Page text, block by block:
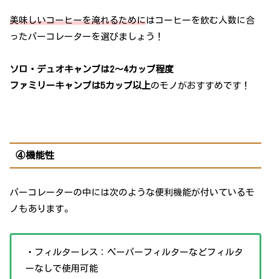
美味しいコーヒーを淹れるためにはコーヒーを飲む人数に合
ったパーコレーターを選びましょう！
ソロ・デュオキャンプは2～4カップ程度
ファミリーキャンプは5カップ以上のモノがおすすめです！
④機能性
パーコレーターの中には次のような便利機能が付いているモ
ノもあります。
・フィルターレス：ペーパーフィルターなどフィルタ
ーなしで使用可能